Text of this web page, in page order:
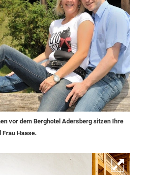
vor dem Berghotel Adersberg sitzen Ihre
Frau Haase.